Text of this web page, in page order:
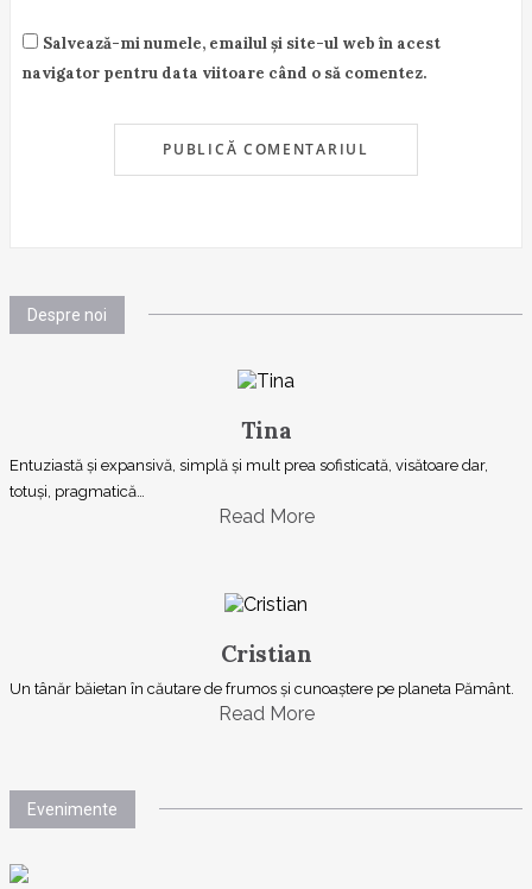
Salvează-mi numele, emailul și site-ul web în acest
navigator pentru data viitoare când o să comentez.
Despre noi
Tina
Entuziastă şi expansivă, simplă şi mult prea sofisticată, visătoare dar,
totuşi, pragmatică…
Read More
Cristian
Un tânăr băietan în căutare de frumos și cunoaștere pe planeta Pământ.
Read More
Evenimente